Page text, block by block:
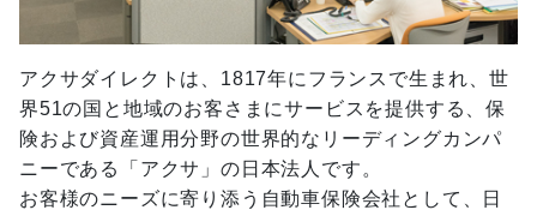
アクサダイレクトは、1817年にフランスで生まれ、世
界51の国と地域のお客さまにサービスを提供する、保
険および資産運用分野の世界的なリーディングカンパ
ニーである「アクサ」の日本法人です。
お客様のニーズに寄り添う自動車保険会社として、日